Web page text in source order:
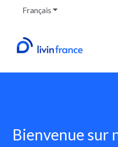
Français Afficher le sous-
Bienvenue sur